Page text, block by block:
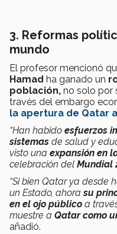
3. Reformas
mundo
El profesor mencionó
Hamad ha ganado un
población, no solo por
través del embargo
la apertura de Qatar
“Han habido esfuerzos
sistemas de salud y
visto una expansión en
celebración del Mundial
“Si bien Qatar ya desde
un Estado, ahorasu
en el ojo público a
muestre a Qatar como
añadió.